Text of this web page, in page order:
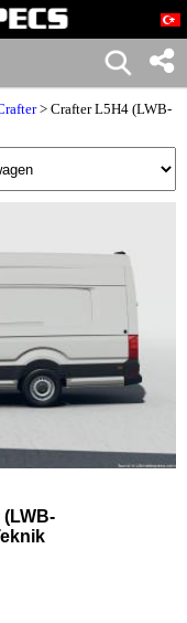
> Crafter L5H4 (LWB-